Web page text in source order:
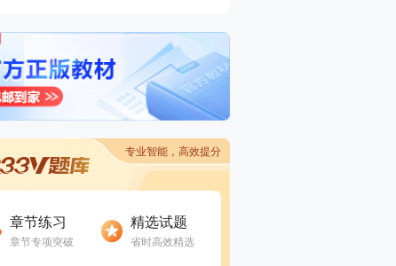
专业智能，高效提分
章节练习
章节专项突破
精选试题
省时高效精选